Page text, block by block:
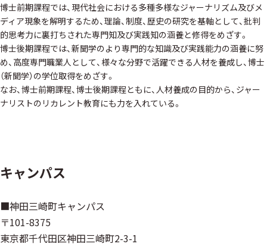
博士前期課程では、現代社会における多種多様なジャーナリズム及びメ
ディア現象を解明するため、理論、制度、歴史の研究を基軸として、批判
的思考力に裏打ちされた専門知及び実践知の涵養と修得をめざす。
博士後期課程では、新聞学のより専門的な知識及び実践能力の涵養に努
め、高度専門職業人として、様々な分野で活躍できる人材を養成し、博士
（新聞学）の学位取得をめざす。
なお、博士前期課程、博士後期課程ともに、人材養成の目的から、ジャー
ナリストのリカレント教育にも力を入れている。
キャンパス
■神田三崎町キャンパス
〒101-8375
東京都千代田区神田三崎町2-3-1